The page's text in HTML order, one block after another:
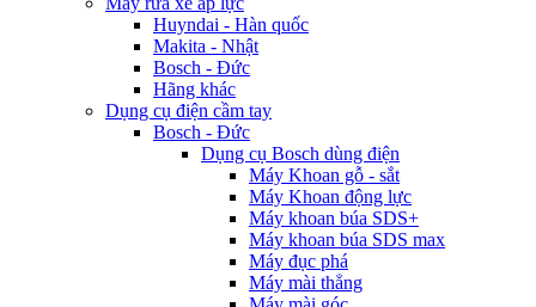
Huyndai - Hàn quốc
Makita - Nhật
Bosch - Đức
Hãng khác
Dụng cụ điện cầm tay
Bosch - Đức
Dụng cụ Bosch dùng điện
Máy Khoan gỗ - sắt
Máy Khoan động lực
Máy khoan búa SDS+
Máy khoan búa SDS max
Máy đục phá
Máy mài thẳng